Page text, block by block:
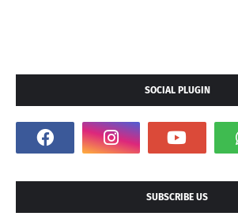
SOCIAL PLUGIN
SUBSCRIBE US